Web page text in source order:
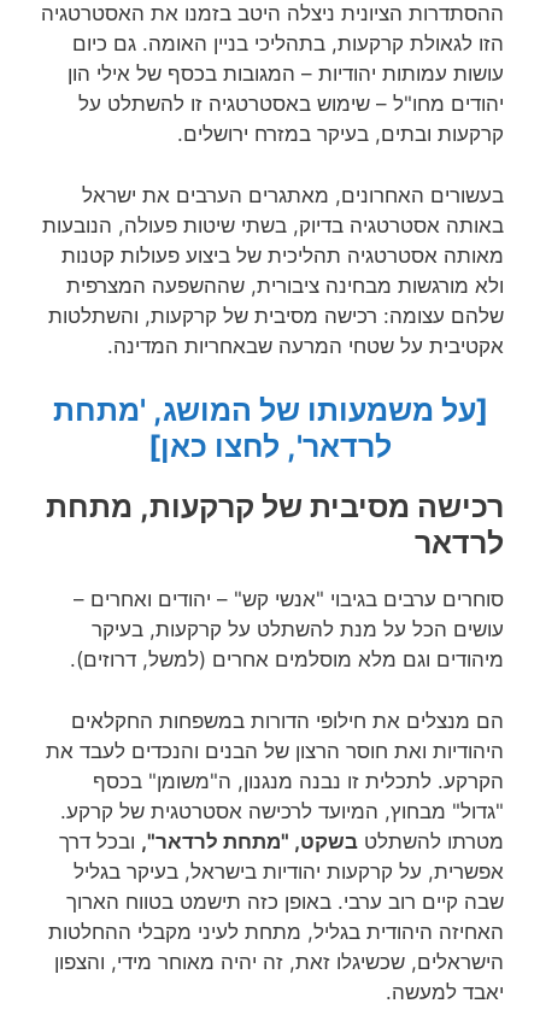
ההסתדרות הציונית ניצלה היטב בזמנו את האסטרטגיה
הזו לגאולת קרקעות, בתהליכי בניין האומה. גם כיום
עושות עמותות יהודיות – המגובות בכסף של אילי הון
יהודים מחו"ל – שימוש באסטרטגיה זו להשתלט על
קרקעות ובתים, בעיקר במזרח ירושלים.
בעשורים האחרונים, מאתגרים הערבים את ישראל
באותה אסטרטגיה בדיוק, בשתי שיטות פעולה, הנובעות
מאותה אסטרטגיה תהליכית של ביצוע פעולות קטנות
ולא מורגשות מבחינה ציבורית, שההשפעה המצרפית
שלהם עצומה: רכישה מסיבית של קרקעות, והשתלטות
אקטיבית על שטחי המרעה שבאחריות המדינה.
[על משמעותו של המושג, 'מתחת
לרדאר', לחצו כאן]
רכישה מסיבית של קרקעות, מתחת
לרדאר
סוחרים ערבים בגיבוי "אנשי קש" – יהודים ואחרים –
עושים הכל על מנת להשתלט על קרקעות, בעיקר
מיהודים וגם מלא מוסלמים אחרים (למשל, דרוזים).
הם מנצלים את חילופי הדורות במשפחות החקלאים
היהודיות ואת חוסר הרצון של הבנים והנכדים לעבד את
הקרקע. לתכלית זו נבנה מנגנון, ה"משומן" בכסף
"גדול" מבחוץ, המיועד לרכישה אסטרטגית של קרקע.
מטרתו להשתלט בשקט, "מתחת לרדאר", ובכל דרך
אפשרית, על קרקעות יהודיות בישראל, בעיקר בגליל
שבה קיים רוב ערבי. באופן כזה תישמט בטווח הארוך
האחיזה היהודית בגליל, מתחת לעיני מקבלי ההחלטות
הישראלים, שכשיגלו זאת, זה יהיה מאוחר מידי, והצפון
יאבד למעשה.